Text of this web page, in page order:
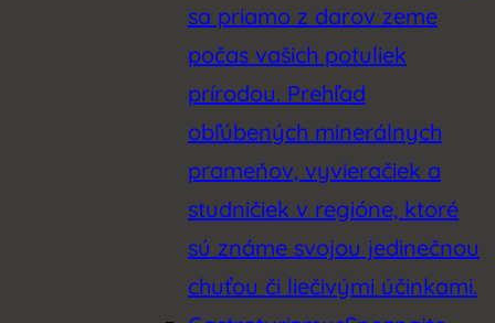
sa priamo z darov zeme
počas vašich potuliek
prírodou. Prehľad
obľúbených minerálnych
prameňov, vyvieračiek a
studničiek v regióne, ktoré
sú známe svojou jedinečnou
chuťou či liečivými účinkami.